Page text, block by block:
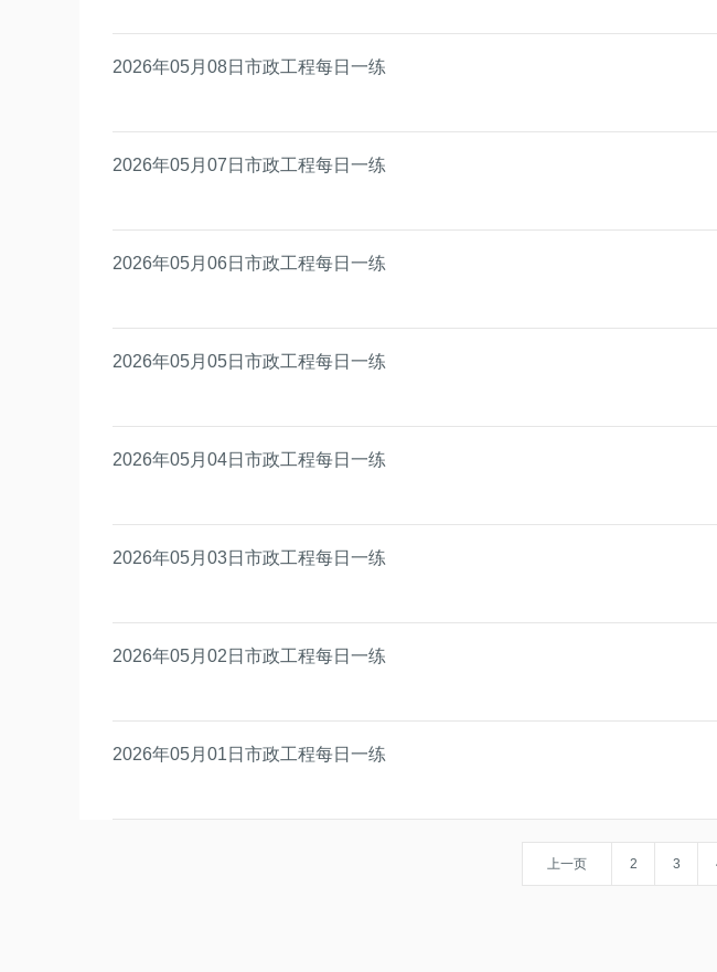
2026年05月08日市政工程每日一练
2026年05月07日市政工程每日一练
2026年05月06日市政工程每日一练
2026年05月05日市政工程每日一练
2026年05月04日市政工程每日一练
2026年05月03日市政工程每日一练
2026年05月02日市政工程每日一练
2026年05月01日市政工程每日一练
上一页 2 3